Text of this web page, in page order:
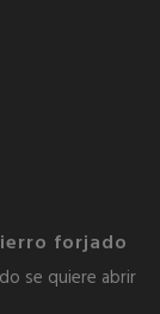
forjado
se quiere abrir